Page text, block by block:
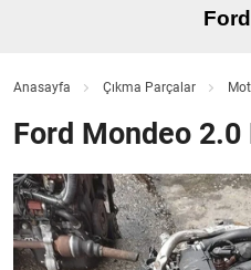
Anasayfa Çıkma Parçalar
Ford Mondeo 2.0